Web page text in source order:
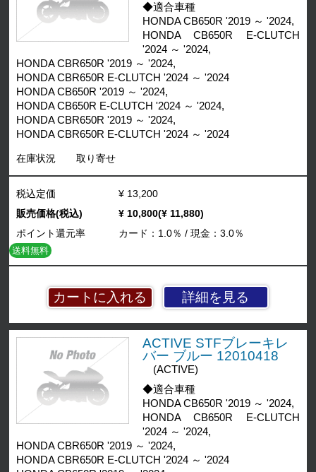
◆適合車種
HONDA CB650R '2019 ～ '2024,
HONDA CB650R E-CLUTCH
'2024 ～ '2024,
HONDA CBR650R '2019 ～ '2024,
HONDA CBR650R E-CLUTCH '2024 ～ '2024
HONDA CB650R '2019 ～ '2024,
HONDA CB650R E-CLUTCH '2024 ～ '2024,
HONDA CBR650R '2019 ～ '2024,
HONDA CBR650R E-CLUTCH '2024 ～ '2024
在庫状況 取り寄せ
詳細を見る
税込定価
¥ 13,200
販売価格(税込)
¥ 10,800(¥ 11,880)
ポイント還元率
カード：1.0％ / 現金：3.0％
送料無料
ACTIVE STFブレーキレ
バー ブルー 12010418
(ACTIVE)
◆適合車種
HONDA CB650R '2019 ～ '2024,
HONDA CB650R E-CLUTCH
'2024 ～ '2024,
HONDA CBR650R '2019 ～ '2024,
HONDA CBR650R E-CLUTCH '2024 ～ '2024